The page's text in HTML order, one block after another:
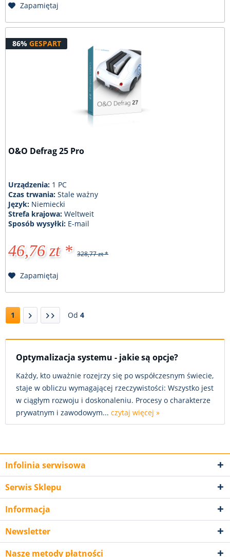
Zapamiętaj
86% GESPART
O&O Defrag 25 Pro
Urządzenia: 1 PC
Czas trwania:Stale ważny
Język: Niemiecki
Strefa krajowa:Weltweit
Sposób wysyłki: E-mail
46,76 zt * 328,77 zt *
Zapamiętaj
1 Od 4
Optymalizacja systemu - jakie są opcje?
Każdy, kto uważnie rozejrzy się po współczesnym świecie,
staje w obliczu wymagającej rzeczywistości: Wszystko jest
w ciągłym rozwoju i doskonaleniu. Procesy o charakterze
prywatnym i zawodowym... czytaj więcej »
Infolinia serwisowa
Serwis Sklepu
Informacja
Newsletter
Nasze metody płatności